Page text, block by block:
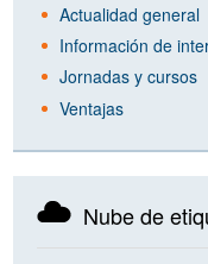
Actualidad general
Información de
Jornadas y cursos
Ventajas
Nube de